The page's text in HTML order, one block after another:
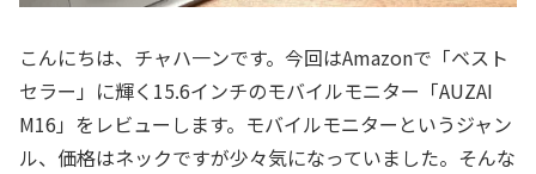
こんにちは、チャハ一ンです。今回はAmazonで「ベスト
セラー」に輝く15.6インチのモバイルモニター「AUZAI
M16」をレビューします。モバイルモニターというジャン
ル、価格はネックですが少々気になっていました。そんな